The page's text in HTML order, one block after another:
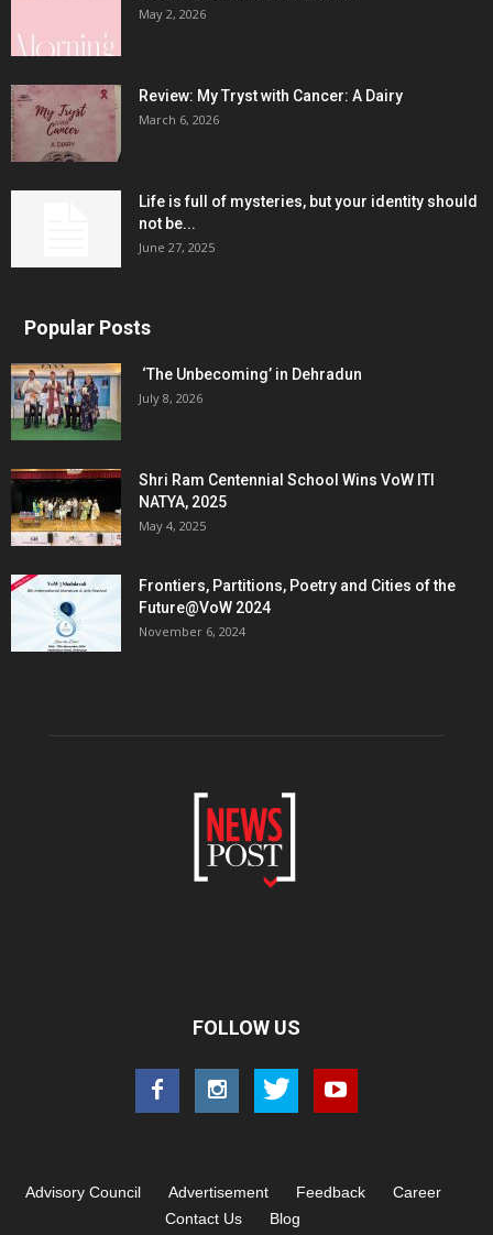
May 2, 2026
Review: My Tryst with Cancer: A Dairy
March 6, 2026
Life is full of mysteries, but your identity should
not be...
June 27, 2025
Popular Posts
‘The Unbecoming’ in Dehradun
July 8, 2026
Shri Ram Centennial School Wins VoW ITI
NATYA, 2025
May 4, 2025
Frontiers, Partitions, Poetry and Cities of the
Future@VoW 2024
November 6, 2024
FOLLOW US
Advisory Council Advertisement Feedback
Career
Contact Us
Blog